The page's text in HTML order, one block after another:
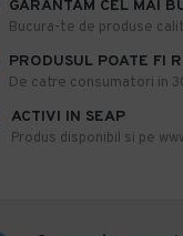
GARANTAM CEL MAI
​Bucura-te de produse
PRODUSUL POATE FI
De catre consumatori in
ACTIVI IN SEAP
Produs disponibil si pe